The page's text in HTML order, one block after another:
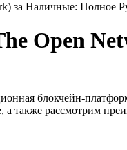
за Наличные: Полное
Open
блокчейн-
а также рассмотрим